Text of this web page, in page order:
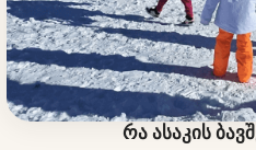
რა ასაკის